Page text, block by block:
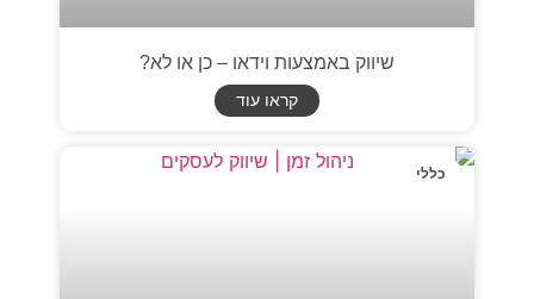
שיווק באמצעות וידאו – כן או לא?
קראו עוד
כללי